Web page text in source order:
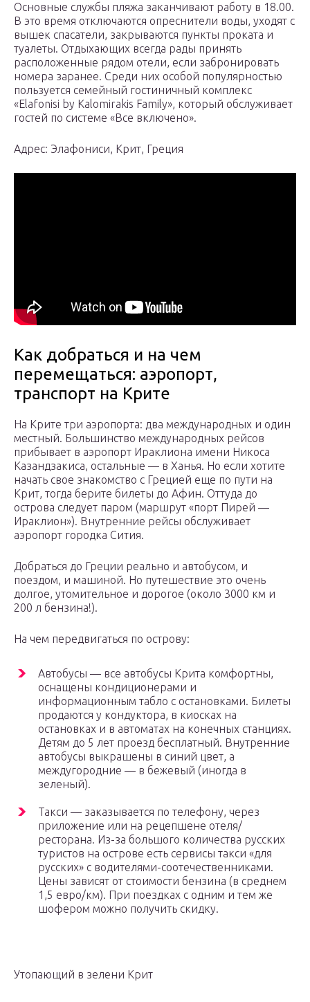
Основные службы пляжа заканчивают работу в 18.00.
В это время отключаются опреснители воды, уходят с
вышек спасатели, закрываются пункты проката и
туалеты. Отдыхающих всегда рады принять
расположенные рядом отели, если забронировать
номера заранее. Среди них особой популярностью
пользуется семейный гостиничный комплекс
«Elafonisi by Kalomirakis Family», который обслуживает
гостей по системе «Все включено».
Адрес: Элафониси, Крит, Греция
Как добраться и на чем
перемещаться: аэропорт,
транспорт на Крите
На Крите три аэропорта: два международных и один
местный. Большинство международных рейсов
прибывает в аэропорт Ираклиона имени Никоса
Казандзакиса, остальные — в Ханья. Но если хотите
начать свое знакомство с Грецией еще по пути на
Крит, тогда берите билеты до Афин. Оттуда до
острова следует паром (маршрут «порт Пирей —
Ираклион»). Внутренние рейсы обслуживает
аэропорт городка Сития.
Добраться до Греции реально и автобусом, и
поездом, и машиной. Но путешествие это очень
долгое, утомительное и дорогое (около 3000 км и
200 л бензина!).
На чем передвигаться по острову:
Автобусы — все автобусы Крита комфортны,
оснащены кондиционерами и
информационным табло с остановками. Билеты
продаются у кондуктора, в киосках на
остановках и в автоматах на конечных станциях.
Детям до 5 лет проезд бесплатный. Внутренние
автобусы выкрашены в синий цвет, а
междугородние — в бежевый (иногда в
зеленый).
Такси — заказывается по телефону, через
приложение или на рецепшене отеля/
ресторана. Из-за большого количества русских
туристов на острове есть сервисы такси «для
русских» с водителями-соотечественниками.
Цены зависят от стоимости бензина (в среднем
1,5 евро/км). При поездках с одним и тем же
шофером можно получить скидку.
Утопающий в зелени Крит